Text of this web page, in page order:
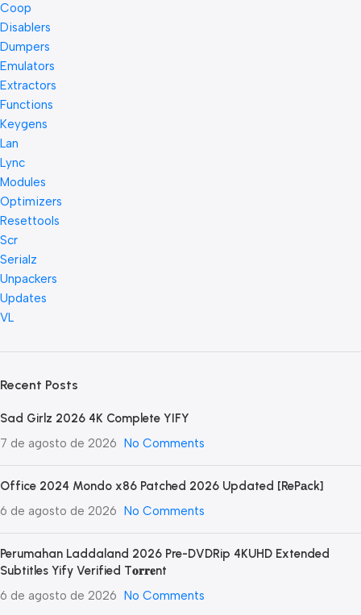
Coop
Disablers
Dumpers
Emulators
Extractors
Functions
Keygens
Lan
Lync
Modules
Optimizers
Resettools
Scr
Serialz
Unpackers
Updates
VL
Recent Posts
Sad Girlz 2026 4K Complete YIFY
7 de agosto de 2026
No Comments
Office 2024 Mondo x86 Patched 2026 Updated [RePаck]
6 de agosto de 2026
No Comments
Perumahan Laddaland 2026 Pre-DVDRip 4KUHD Extended
Subtitles Yify Verified T𝐨𝐫𝐫𝐞nt
6 de agosto de 2026
No Comments